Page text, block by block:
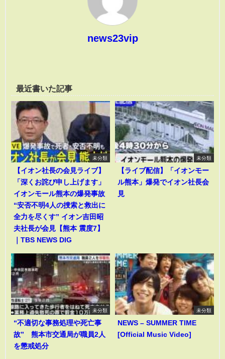
news23vip
最近書いた記事
未分類
【イオン社長の会見ライブ】
「深くお詫び申し上げます」
イオンモール熊本の爆発事故
“安否不明4人の捜索と救出に
全力を尽くす” イオン吉田昭
夫社長が会見【熊本 震度7】
｜TBS NEWS DIG
未分類
【ライブ配信】「イオンモー
ル熊本」爆発でイオン社長会
見
未分類
“不適切な事務処理や死亡事
故” 熊本市交通局が職員2人
を懲戒処分
未分類
NEWS – SUMMER TIME
[Official Music Video]